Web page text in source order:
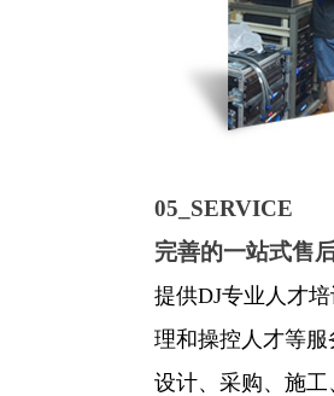
05_SERVICE
完善的一站式售
提供DJ专业人才
理和操控人才等服
设计、采购、施